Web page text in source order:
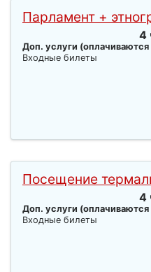
Парламент +
4
Доп. услуги
Входные билеты
Посещение
4
Доп. услуги
Входные билеты